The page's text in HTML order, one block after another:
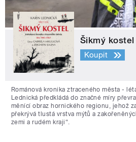
Šikmý kostel
Koupit
Románová kronika ztraceného města -
Lednická předkládá do značné míry
měnící obraz hornického regionu, jehož
překrývá tlustá vrstva mýtů a
zemi a rudém kraji“.